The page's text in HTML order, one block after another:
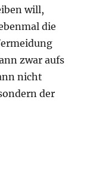
will,
die
zwar aufs
nicht
der